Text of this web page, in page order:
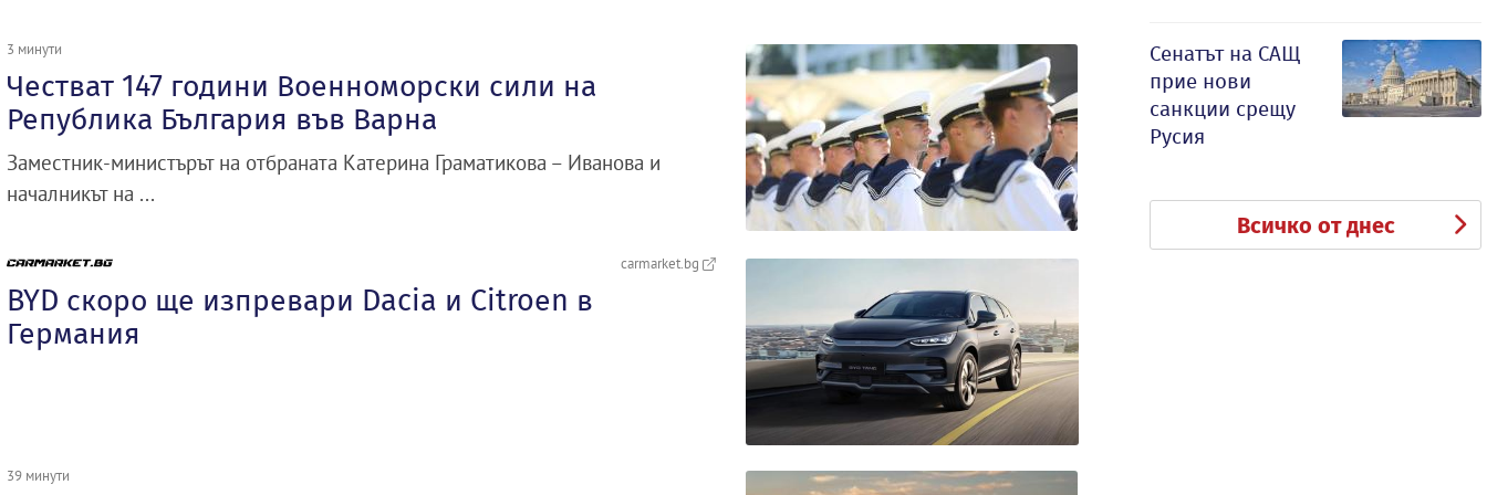
3 минути
Честват 147 години Военноморски сили на
Република България във Варна
Заместник-министърът на отбраната Катерина Граматикова – Иванова и
началникът на ...
carmarket.bg
BYD скоро ще изпревари Dacia и Citroеn в
Германия
39 минути
Сенатът на САЩ
прие нови
санкции срещу
Русия
Всичко от днес